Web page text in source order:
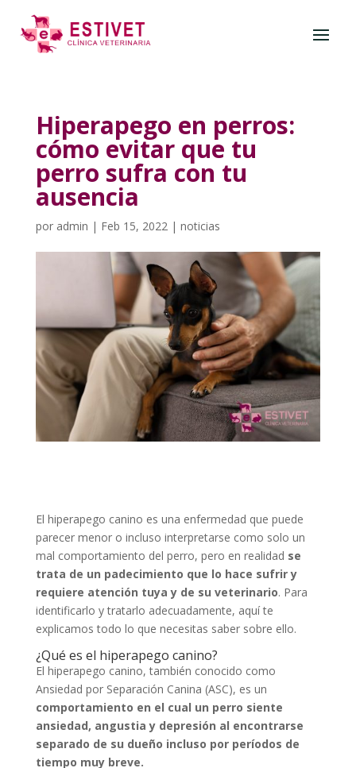
Hiperapego en perros:
cómo evitar que tu
perro sufra con tu
ausencia
por admin | Feb 15, 2022 | noticias
El hiperapego canino es una enfermedad que puede
parecer menor o incluso interpretarse como solo un
mal comportamiento del perro, pero en realidad se
trata de un padecimiento que lo hace sufrir y
requiere atención tuya y de su veterinario. Para
identificarlo y tratarlo adecuadamente, aquí te
explicamos todo lo que necesitas saber sobre ello.
¿Qué es el hiperapego canino?
El hiperapego canino, también conocido como
Ansiedad por Separación Canina (ASC), es un
comportamiento en el cual un perro siente
ansiedad, angustia y depresión al encontrarse
separado de su dueño incluso por períodos de
tiempo muy breve.